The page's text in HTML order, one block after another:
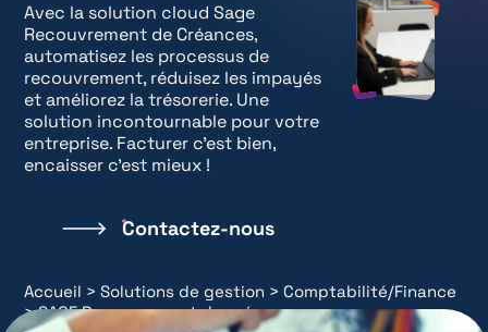
Avec la solution cloud Sage
Recouvrement de Créances,
automatisez les processus de
recouvrement, réduisez les impayés
et améliorez la trésorerie. Une
solution incontournable pour votre
entreprise. Facturer c’est bien,
encaisser c’est mieux !
Contactez-nous
Accueil >Solutions de gestion > Comptabilité/Finance
>SAGE Recouvrement de créances